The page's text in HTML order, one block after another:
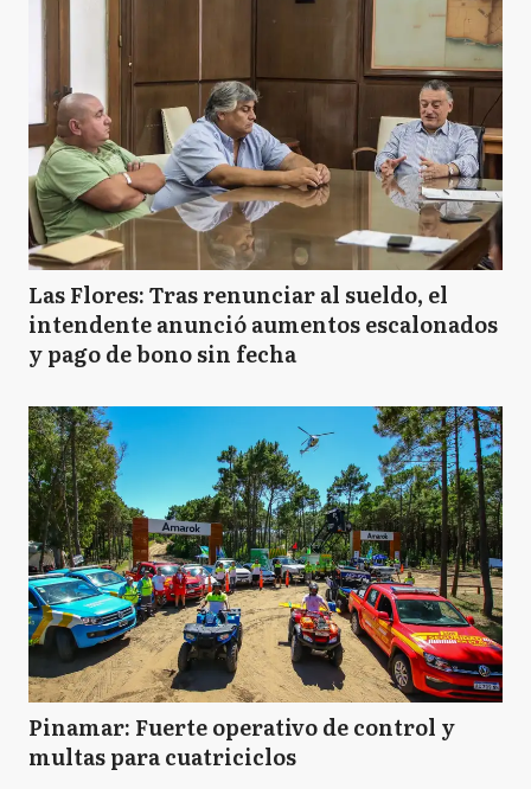
Las Flores: Tras renunciar al sueldo, el
intendente anunció aumentos escalonados
y pago de bono sin fecha
Pinamar: Fuerte operativo de control y
multas para cuatriciclos